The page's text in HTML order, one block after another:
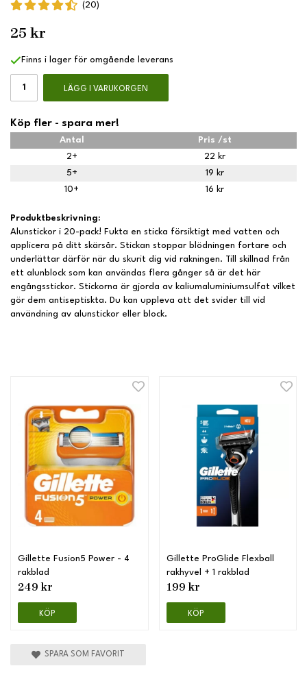
(20)
25 kr
Finns i lager för omgående leverans
LÄGG I VARUKORGEN
Köp fler - spara mer!
Antal
Pris /st
2+
22 kr
5+
19 kr
10+
16 kr
Produktbeskrivning:
Alunstickor i 20-pack! Fukta en sticka försiktigt med vatten och
applicera på ditt skärsår. Stickan stoppar blödningen fortare och
underlättar därför när du skurit dig vid rakningen. Till skillnad från
ett alunblock som kan användas flera gånger så är det här
engångsstickor. Stickorna är gjorda av kaliumaluminiumsulfat vilket
gör dem antiseptiskta. Du kan uppleva att det svider till vid
användning av alunstickor eller block.
Gillette Fusion5 Power - 4
rakblad
249 kr
KÖP
Gillette ProGlide Flexball
rakhyvel + 1 rakblad
199 kr
KÖP
SPARA SOM FAVORIT